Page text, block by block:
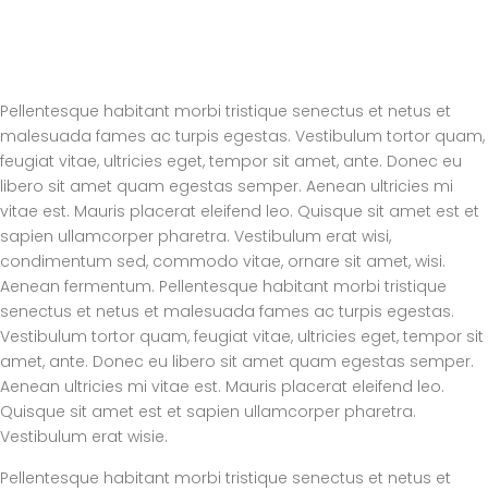
Pellentesque habitant morbi tristique senectus et netus et
malesuada fames ac turpis egestas. Vestibulum tortor quam,
feugiat vitae, ultricies eget, tempor sit amet, ante. Donec eu
libero sit amet quam egestas semper. Aenean ultricies mi
vitae est. Mauris placerat eleifend leo. Quisque sit amet est et
sapien ullamcorper pharetra. Vestibulum erat wisi,
condimentum sed, commodo vitae, ornare sit amet, wisi.
Aenean fermentum. Pellentesque habitant morbi tristique
senectus et netus et malesuada fames ac turpis egestas.
Vestibulum tortor quam, feugiat vitae, ultricies eget, tempor sit
amet, ante. Donec eu libero sit amet quam egestas semper.
Aenean ultricies mi vitae est. Mauris placerat eleifend leo.
Quisque sit amet est et sapien ullamcorper pharetra.
Vestibulum erat wisie.
Pellentesque habitant morbi tristique senectus et netus et